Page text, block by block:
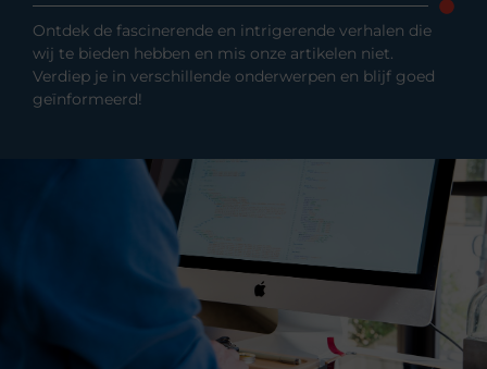
Ontdek de fascinerende en intrigerende verhalen die
wij te bieden hebben en mis onze artikelen niet.
Verdiep je in verschillende onderwerpen en blijf goed
geïnformeerd!